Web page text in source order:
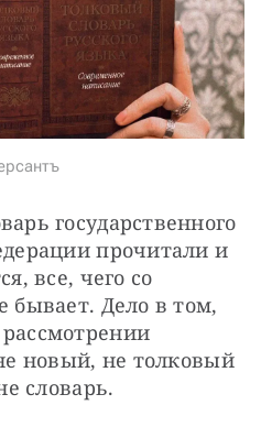
государственного
прочитали и
все, чего со
бывает. Дело в том,
новый, не толковый
словарь.